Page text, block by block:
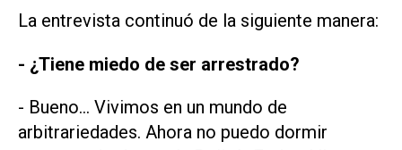
La entrevista continuó de la siguiente manera:
- ¿Tiene miedo de ser arrestrado?
- Bueno... Vivimos en un mundo de
arbitrariedades. Ahora no puedo dormir